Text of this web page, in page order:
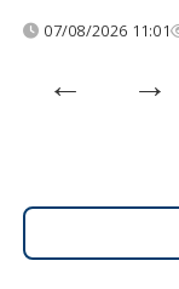
07/08/2026 11:01